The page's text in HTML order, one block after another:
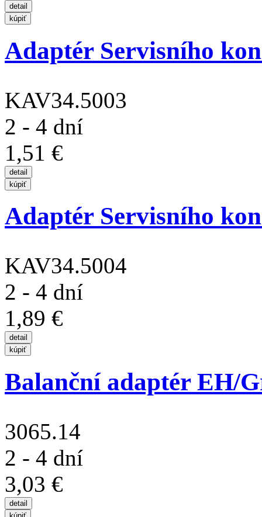
Adaptér Servisního
KAV34.5003
2 - 4 dní
1,51 €
Adaptér Servisního
KAV34.5004
2 - 4 dní
1,89 €
Balanční adaptér EH/
3065.14
2 - 4 dní
3,03 €